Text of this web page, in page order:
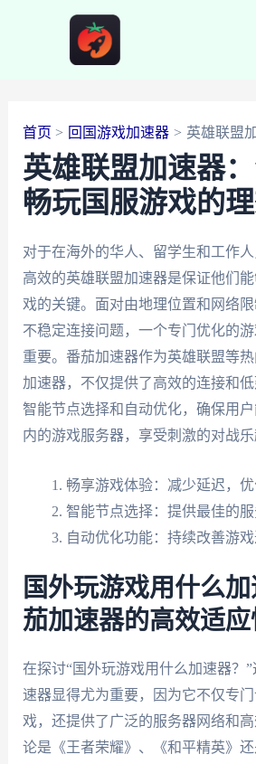
首页 回国游戏加速器 英雄联盟
英雄联盟加速器
畅玩国服游戏的
对于在海外的华人、留学生和工作
高效的英雄联盟加速器是保证他们
戏的关键。面对由地理位置和网络
不稳定连接问题，一个专门优化的
重要。番茄加速器作为英雄联盟等
加速器，不仅提供了高效的连接和
智能节点选择和自动优化，确保用
内的游戏服务器，享受刺激的对战乐
畅享游戏体验：减少延迟，优
智能节点选择：提供最佳的服
自动优化功能：持续改善游戏
国外玩游戏用什么
茄加速器的高效适应
在探讨“国外玩游戏用什么加速器？
速器显得尤为重要，因为它不仅专
戏，还提供了广泛的服务器网络和
论是《王者荣耀》、《和平精英》